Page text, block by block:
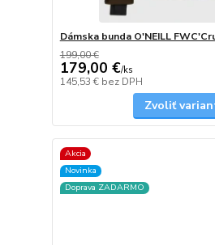
Dámska bunda O'NEILL
199,00 €
179,00 €/ks
145,53 € bez DPH
Zvoliť
Akcia
Novinka
Doprava ZADARMO